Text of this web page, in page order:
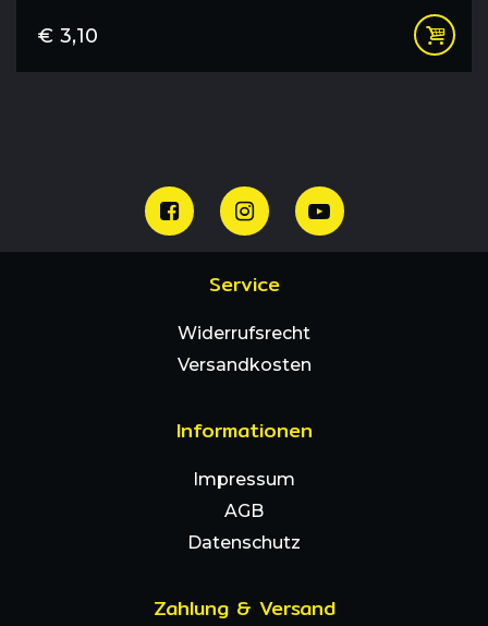
€ 3,10
Service
Widerrufsrecht
Versandkosten
Informationen
Impressum
AGB
Datenschutz
Zahlung & Versand